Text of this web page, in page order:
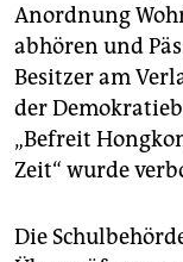
Anordnung
abhören und
Besitzer am
der
„Befreit
Zeit“ wurde
Die